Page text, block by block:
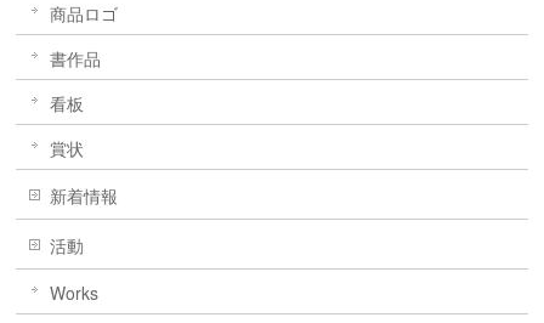
商品ロゴ
書作品
看板
賞状
新着情報
活動
Works